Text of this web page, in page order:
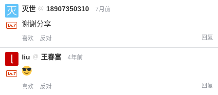
灭世 @ 18907350310 7月前
谢谢分享
喜欢 反对 回复
liu @ 王春富 4年前
喜欢 反对 回复